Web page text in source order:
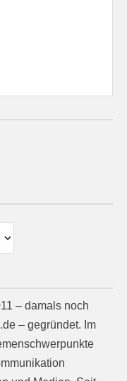
– damals noch
– gegründet. Im